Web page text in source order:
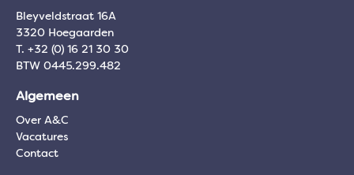
Bleyveldstraat 16A
3320 Hoegaarden
T. +32 (0) 16 21 30 30
BTW 0445.299.482
Algemeen
Over A&C
Vacatures
Contact